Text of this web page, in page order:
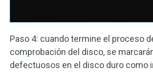
Paso 4: cuando termine el proceso
comprobación del disco, se
defectuosos en el disco duro como